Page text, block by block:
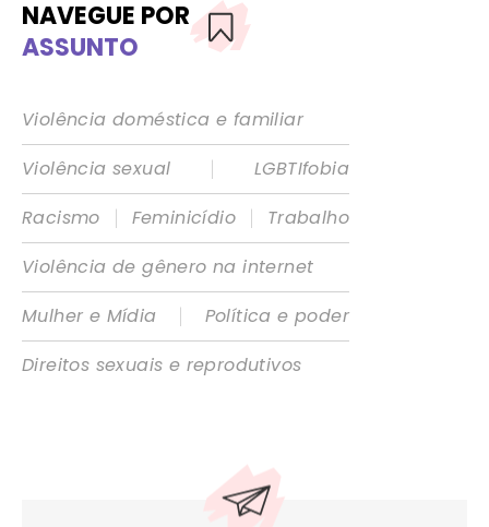
NAVEGUE POR
ASSUNTO
Violência doméstica e familiar
Violência sexual
|
LGBTIfobia
Racismo
| Feminicídio |
Trabalho
Violência de gênero na internet
Mulher e Mídia
|
Política e poder
Direitos sexuais e reprodutivos